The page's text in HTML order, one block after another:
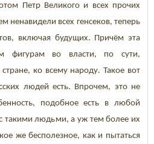
Петр Великого и всех прочих
ненавидели всех генсеков, теперь
включая будущих. Причём эта
фигурам во власти, по сути,
ко всему народу. Такое вот
людей есть. Впрочем, это не
подобное есть в любой
такими людьми, а уж тем более их
же бесполезное, как и пытаться